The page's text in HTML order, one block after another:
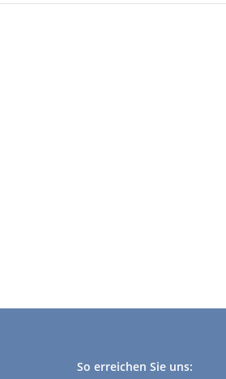
So erreichen Sie uns: